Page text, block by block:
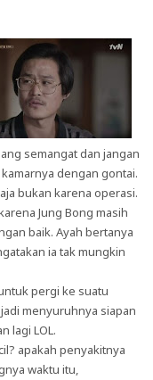
semangat dan jangan
dengan gontai.
bukan karena operasi.
Jung Bong masih
baik. Ayah bertanya
ia tak mungkin
pergi ke suatu
menyuruhnya siapan
lagi LOL.
apakah penyakitnya
waktu itu,